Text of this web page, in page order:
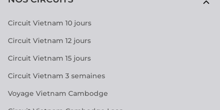
Circuit Vietnam 10 jours
Circuit Vietnam 12 jours
Circuit Vietnam 15 jours
Circuit Vietnam 3 semaines
Voyage Vietnam Cambodge